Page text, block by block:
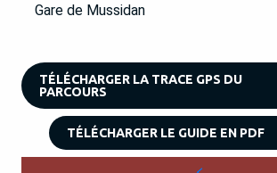
Gare de Mussidan
TÉLÉCHARGER LA TRACE GPS DU
PARCOURS
TÉLÉCHARGER LE GUIDE EN PDF